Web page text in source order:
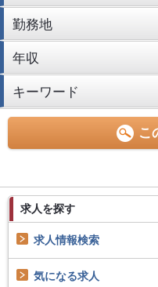
勤務地
年収
キーワード
求人を探す
求人情報検索
気になる求人